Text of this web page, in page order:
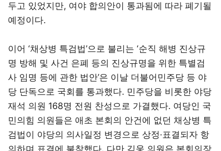
두고 있었지만, 여야 합의안이 통과됨에 따라 폐기될
예정이다.
이어 ‘채상병 특검법’으로 불리는 ‘순직 해병 진상규
명 방해 및 사건 은폐 등의 진상규명을 위한 특별검
사 임명 등에 관한 법안’은 이날 더불어민주당 등 야
당 단독으로 국회를 통과했다. 민주당을 비롯한 야당
재석 의원 168명 전원 찬성으로 가결했다. 여당인 국
민의힘 의원들은 애초 본회의 안건에 없던 채상병 특
검법이 야당의 의사일정 변경으로 상정·표결되자 항
의하며 표결에 불참했다. 다만 김웅 의원은 본회의장